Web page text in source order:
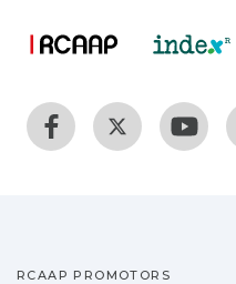
RCAAP PROMOTORS